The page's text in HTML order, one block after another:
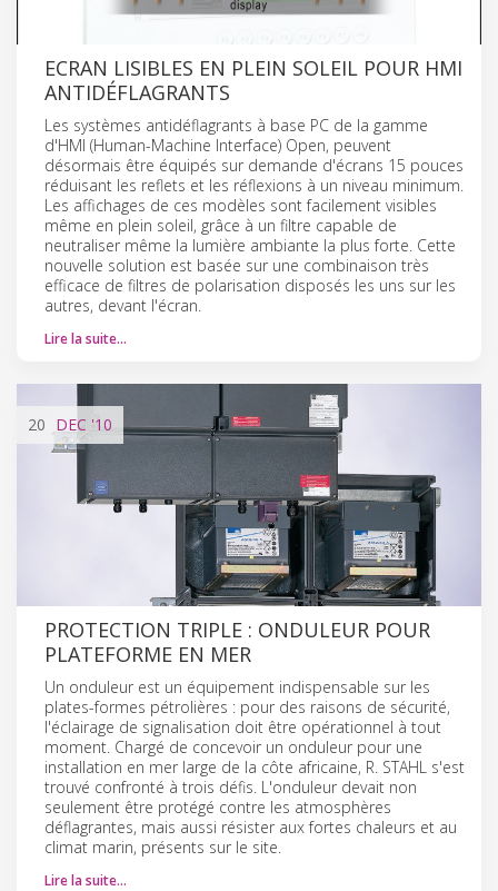
ECRAN LISIBLES EN PLEIN SOLEIL POUR HMI
ANTIDÉFLAGRANTS
Les systèmes antidéflagrants à base PC de la gamme
d'HMI (Human-Machine Interface) Open, peuvent
désormais être équipés sur demande d'écrans 15 pouces
réduisant les reflets et les réflexions à un niveau minimum.
Les affichages de ces modèles sont facilement visibles
même en plein soleil, grâce à un filtre capable de
neutraliser même la lumière ambiante la plus forte. Cette
nouvelle solution est basée sur une combinaison très
efficace de filtres de polarisation disposés les uns sur les
autres, devant l'écran.
Lire la suite…
20 DEC '10
PROTECTION TRIPLE : ONDULEUR POUR
PLATEFORME EN MER
Un onduleur est un équipement indispensable sur les
plates-formes pétrolières : pour des raisons de sécurité,
l'éclairage de signalisation doit être opérationnel à tout
moment. Chargé de concevoir un onduleur pour une
installation en mer large de la côte africaine, R. STAHL s'est
trouvé confronté à trois défis. L'onduleur devait non
seulement être protégé contre les atmosphères
déflagrantes, mais aussi résister aux fortes chaleurs et au
climat marin, présents sur le site.
Lire la suite…